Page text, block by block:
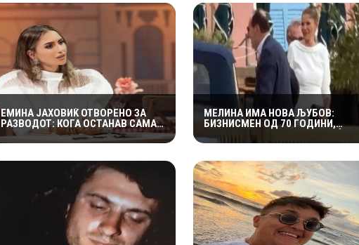
ЕМИНА ЈАХОВИЌ ОТВОРЕНО ЗА
РАЗВОДОТ: КОГА ОСТАНАВ САМА
СО ДЕЦАТА, СФАТИВ КОЛКУ Е
ТЕШКО
МЕЛИНА ИМА НОВА ЉУБОВ:
БИЗНИСМЕН ОД 70 ГОДИНИ,